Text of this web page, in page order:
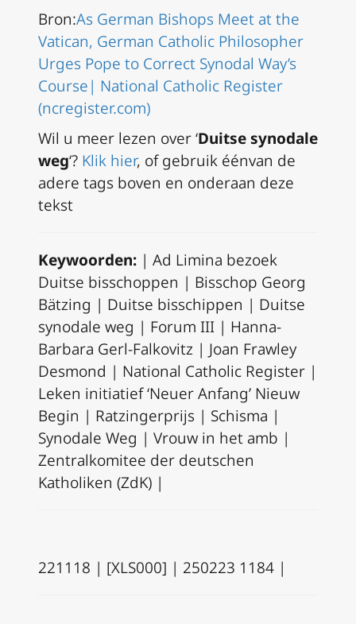
Bron:As German Bishops Meet at the
Vatican, German Catholic Philosopher
Urges Pope to Correct Synodal Way’s
Course| National Catholic Register
(ncregister.com)
Wil u meer lezen over ‘Duitse synodale
weg‘? Klik hier, of gebruik éénvan de
adere tags boven en onderaan deze
tekst
Keywoorden: | Ad Limina bezoek
Duitse bisschoppen | Bisschop Georg
Bätzing | Duitse bisschippen | Duitse
synodale weg | Forum III | Hanna-
Barbara Gerl-Falkovitz | Joan Frawley
Desmond | National Catholic Register |
Leken initiatief ‘Neuer Anfang’ Nieuw
Begin | Ratzingerprijs | Schisma |
Synodale Weg | Vrouw in het amb |
Zentralkomitee der deutschen
Katholiken (ZdK) |
221118 | [XLS000] | 250223 1184 |